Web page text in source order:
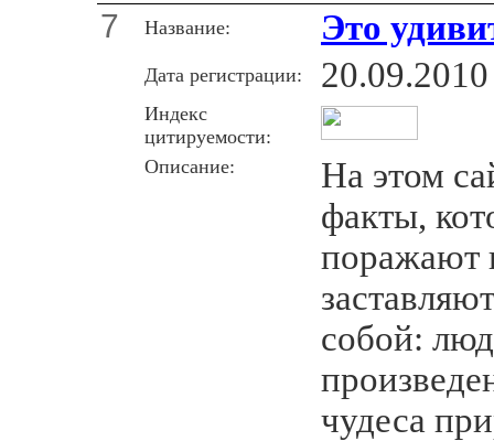
7 Название: Это
Дата регистрации: 20.09.2010
Индекс
цитируемости:
Описание:
На этом
факты,
поражают
собой:
чудеса